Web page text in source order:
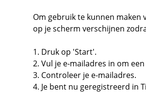
Om gebruik te kunnen maken
op je scherm verschijnen
1. Druk op 'Start'.
2. Vul je e-mailadres in om
3. Controleer je e-mailadres.
4. Je bent nu geregistreerd in